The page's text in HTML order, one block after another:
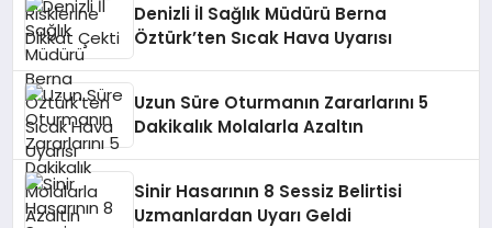
Denizli İl Sağlık Müdürü Berna
Öztürk’ten Sıcak Hava Uyarısı
Uzun Süre Oturmanın Zararlarını 5
Dakikalık Molalarla Azaltın
Sinir Hasarının 8 Sessiz Belirtisi
Uzmanlardan Uyarı Geldi